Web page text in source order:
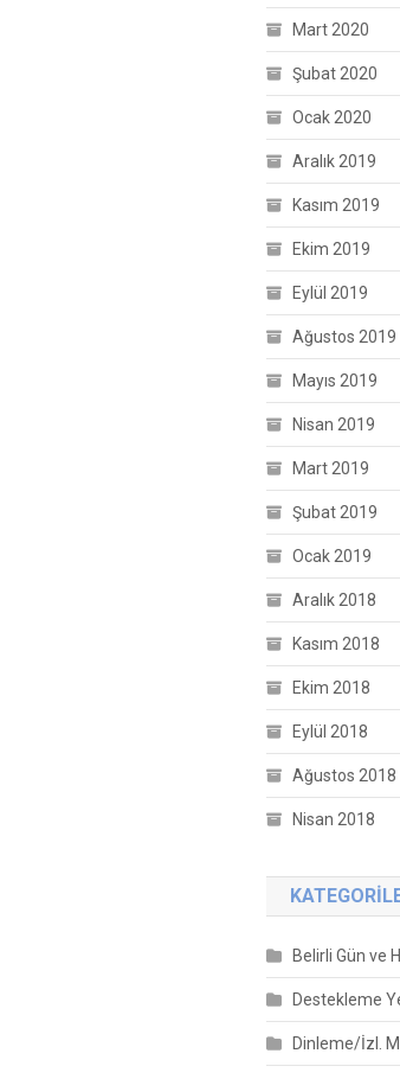
Mart 2020
Şubat 2020
Ocak 2020
Aralık 2019
Kasım 2019
Ekim 2019
Eylül 2019
Ağustos 2019
Mayıs 2019
Nisan 2019
Mart 2019
Şubat 2019
Ocak 2019
Aralık 2018
Kasım 2018
Ekim 2018
Eylül 2018
Ağustos 2018
Nisan 2018
Belirli Gün ve
Destekleme
Dinleme/İzl.